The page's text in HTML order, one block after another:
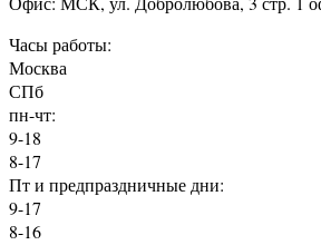
Часы работы:
Москва
СПб
пн-чт:
9-18
8-17
Пт и предпраздничные дни:
9-17
8-16